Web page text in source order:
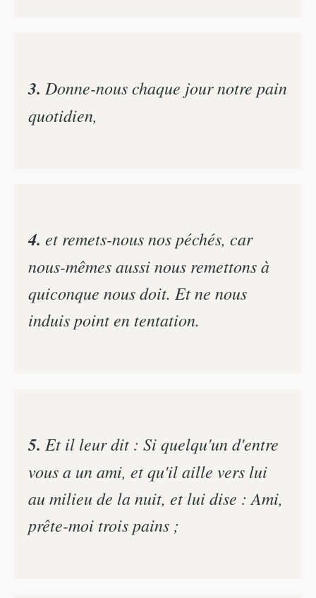
3. Donne-nous chaque jour notre pain
quotidien,
4. et remets-nous nos péchés, car
nous-mêmes aussi nous remettons à
quiconque nous doit. Et ne nous
induis point en tentation.
5. Et il leur dit : Si quelqu'un d'entre
vous a un ami, et qu'il aille vers lui
au milieu de la nuit, et lui dise : Ami,
prête-moi trois pains ;